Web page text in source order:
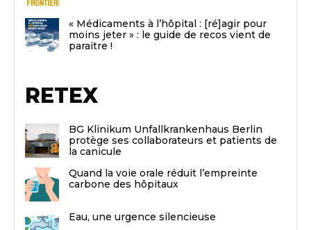
« Médicaments à l’hôpital : [ré]agir pour
moins jeter » : le guide de recos vient de
paraitre !
RETEX
BG Klinikum Unfallkrankenhaus Berlin
protège ses collaborateurs et patients de
la canicule
Quand la voie orale réduit l’empreinte
carbone des hôpitaux
Eau, une urgence silencieuse